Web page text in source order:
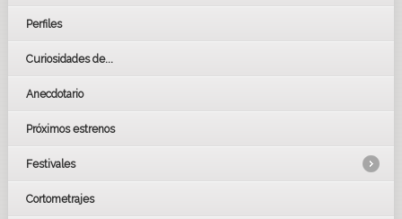
Perfiles
Curiosidades de...
Anecdotario
Próximos estrenos
Festivales
LOS OSCARS
Cortometrajes